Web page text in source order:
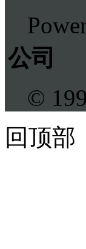
公司
©
回顶部